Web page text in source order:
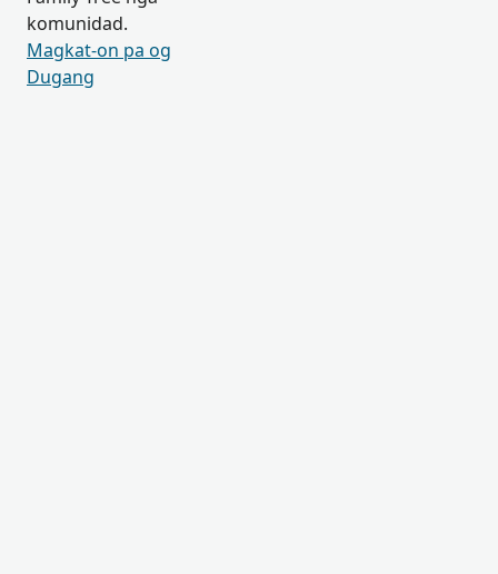
komunidad.
Magkat-on pa og
Dugang